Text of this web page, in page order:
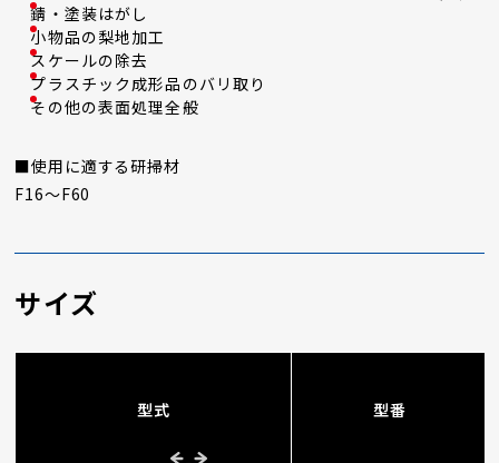
錆・塗装はがし
小物品の梨地加工
スケールの除去
プラスチック成形品のバリ取り
その他の表面処理全般
■使用に適する研掃材
F16～F60
サイズ
型式 型番